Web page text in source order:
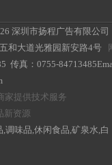
深圳市扬程广告有限公
和大道光雅园新安路4号
传真：0755-
家提供技术服务
新资源
调味品,休闲食品,矿泉水,白